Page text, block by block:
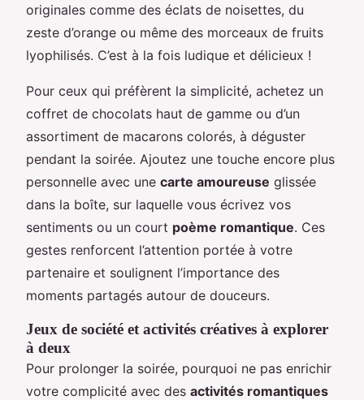
originales comme des éclats de noisettes, du
zeste d’orange ou même des morceaux de fruits
lyophilisés. C’est à la fois ludique et délicieux !
Pour ceux qui préfèrent la simplicité, achetez un
coffret de chocolats haut de gamme ou d’un
assortiment de macarons colorés, à déguster
pendant la soirée. Ajoutez une touche encore plus
personnelle avec une carte amoureuse glissée
dans la boîte, sur laquelle vous écrivez vos
sentiments ou un court poème romantique. Ces
gestes renforcent l’attention portée à votre
partenaire et soulignent l’importance des
moments partagés autour de douceurs.
Jeux de société et activités créatives à explorer
à deux
Pour prolonger la soirée, pourquoi ne pas enrichir
votre complicité avec des activités romantiques